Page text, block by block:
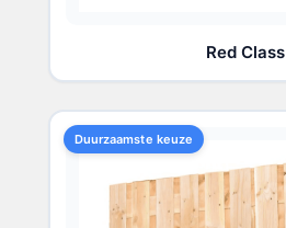
Red Class
Duurzaamste keuze